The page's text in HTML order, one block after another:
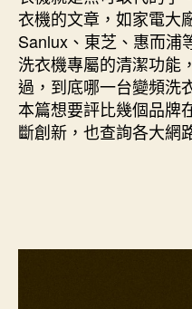
期
衣機的文章，如家電大
Sanlux、東芝、惠而浦
洗衣機專屬的清潔功能
過，到底哪一台變頻洗
本篇想要評比幾個品牌
斷創新，也查詢各大網